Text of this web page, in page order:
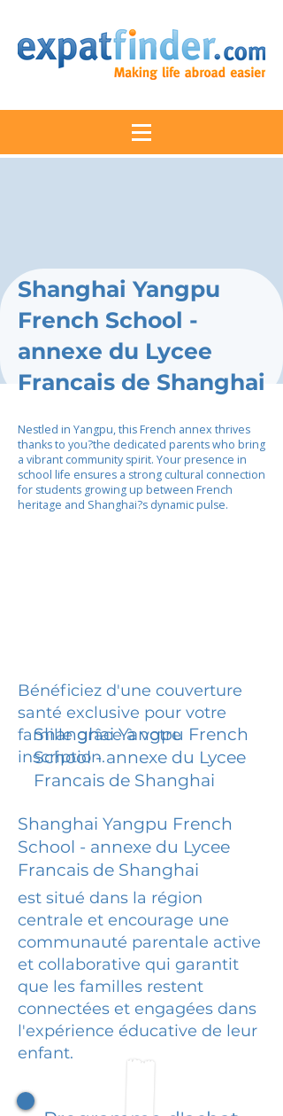
Shanghai Yangpu
French School -
annexe du Lycee
Francais de Shanghai
Nestled in Yangpu, this French annex thrives
thanks to you?the dedicated parents who bring
a vibrant community spirit. Your presence in
school life ensures a strong cultural connection
for students growing up between French
heritage and Shanghai?s dynamic pulse.
Bénéficiez d'une couverture
santé exclusive pour votre
famille grâce à votre
inscription.
Shanghai Yangpu French
School - annexe du Lycee
Francais de Shanghai
Shanghai Yangpu French
School - annexe du Lycee
Francais de Shanghai
est situé dans la région
centrale et encourage une
communauté parentale active
et collaborative qui garantit
que les familles restent
connectées et engagées dans
l'expérience éducative de leur
enfant.